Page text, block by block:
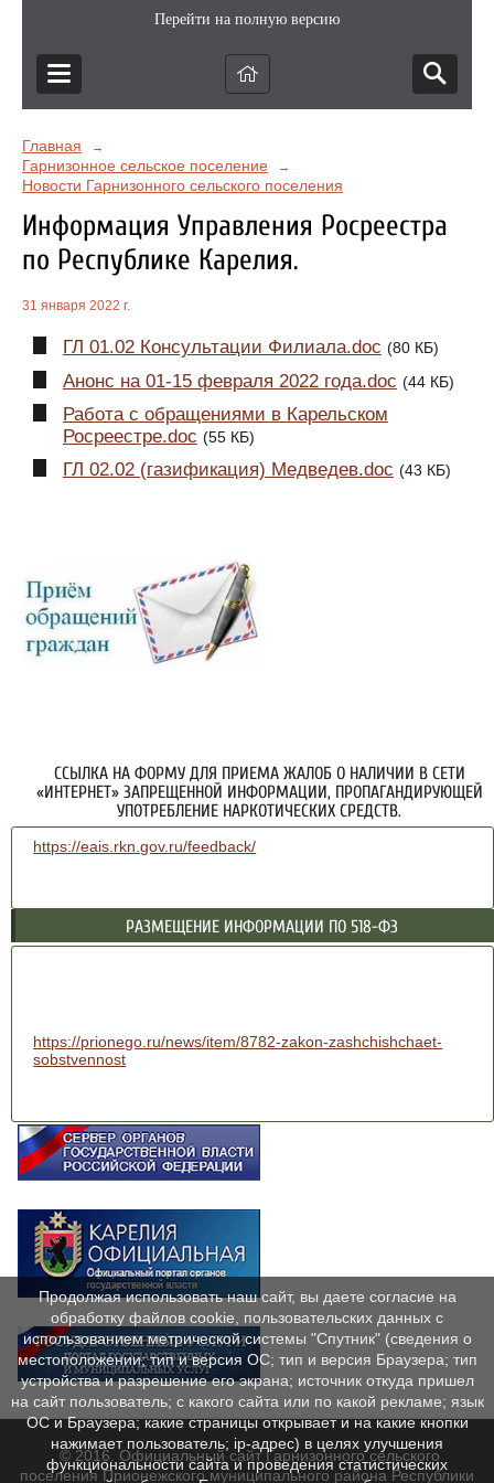
Перейти на полную версию
Главная →
Гарнизонное сельское поселение →
Новости Гарнизонного сельского поселения
Информация Управления Росреестра
по Республике Карелия.
31 января 2022 г.
ГЛ 01.02 Консультации Филиала.doc (80 КБ)
Анонс на 01-15 февраля 2022 года.doc (44 КБ)
Работа с обращениями в Карельском
Росреестре.doc (55 КБ)
ГЛ 02.02 (газификация) Медведев.doc (43 КБ)
ССЫЛКА НА ФОРМУ ДЛЯ ПРИЕМА ЖАЛОБ О НАЛИЧИИ В СЕТИ
«ИНТЕРНЕТ» ЗАПРЕЩЕННОЙ ИНФОРМАЦИИ, ПРОПАГАНДИРУЮЩЕЙ
УПОТРЕБЛЕНИЕ НАРКОТИЧЕСКИХ СРЕДСТВ.
https://eais.rkn.gov.ru/feedback/
РАЗМЕЩЕНИЕ ИНФОРМАЦИИ ПО 518-ФЗ
https://prionego.ru/news/item/8782-zakon-zashchishchaet-
sobstvennost
© 2016. Официальный сайт Гарнизонного сельского
поселения Прионежского муниципального района Республики
Продолжая использовать наш сайт, вы даете согласие на
обработку файлов cookie, пользовательских данных с
использованием метрической системы "Спутник" (сведения о
местоположении; тип и версия ОС; тип и версия Браузера; тип
устройства и разрешение его экрана; источник откуда пришел
на сайт пользователь; с какого сайта или по какой рекламе; язык
ОС и Браузера; какие страницы открывает и на какие кнопки
нажимает пользователь; ip-адрес) в целях улучшения
функциональности сайта и проведения статистических